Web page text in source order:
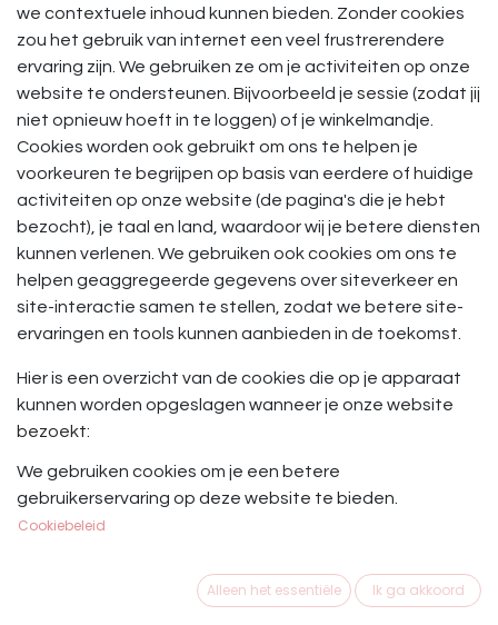
we contextuele inhoud kunnen bieden. Zonder cookies
zou het gebruik van internet een veel frustrerendere
ervaring zijn. We gebruiken ze om je activiteiten op onze
website te ondersteunen. Bijvoorbeeld je sessie (zodat jij
niet opnieuw hoeft in te loggen) of je winkelmandje.
Cookies worden ook gebruikt om ons te helpen je
voorkeuren te begrijpen op basis van eerdere of huidige
activiteiten op onze website (de pagina's die je hebt
bezocht), je taal en land, waardoor wij je betere diensten
kunnen verlenen. We gebruiken ook cookies om ons te
helpen geaggregeerde gegevens over siteverkeer en
site-interactie samen te stellen, zodat we betere site-
ervaringen en tools kunnen aanbieden in de toekomst.
Hier is een overzicht van de cookies die op je apparaat
kunnen worden opgeslagen wanneer je onze website
bezoekt:
Cookie categorie Doel
gebruikersgegevens en
laat de website de
We gebruiken cookies om je een betere
gebruikerservaring op deze website te bieden.
Cookiebeleid
Alleen het essentiële Ik ga akkoord